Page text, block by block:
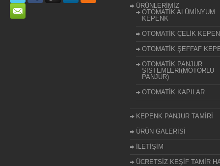
ÜRÜNLERİMİZ
OTOMATİK ALÜMİNYUM
KEPENK
OTOMATİK ÇELİK
OTOMATİK ŞEFFAF
OTOMATİK PANJUR
SİSTEMLERİ(MOTORLU
PANJUR)
OTOMATİK KAPILAR
KEPENK PANJUR TAMİRİ
ÜRÜN GALERİSİ
İLETİŞİM
ÜCRETSİZ KEŞİF TAMİR